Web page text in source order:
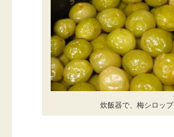
炊飯器で、梅シロップ